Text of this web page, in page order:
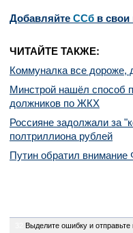
Добавляйте CСб в свои
ЧИТАЙТЕ ТАКЖЕ:
Коммуналка все дороже,
Минстрой нашёл способ
должников по ЖКХ
Россияне задолжали за
полтриллиона рублей
Путин обратил
Выделите ошибку и отправьте